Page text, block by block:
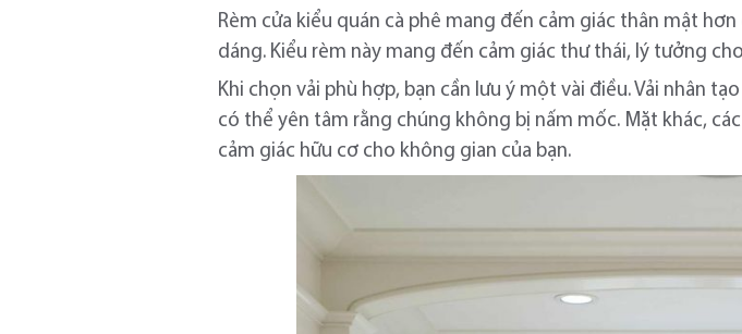
Rèm cửa kiểu quán cà phê mang đến cảm giác thân mật
dáng. Kiểu rèm này mang đến cảm giác thư thái, lý tưởng
Khi chọn vải phù hợp, bạn cần lưu ý một vài điều. Vải nhân
có thể yên tâm rằng chúng không bị nấm mốc. Mặt khác,
cảm giác hữu cơ cho không gian của bạn.